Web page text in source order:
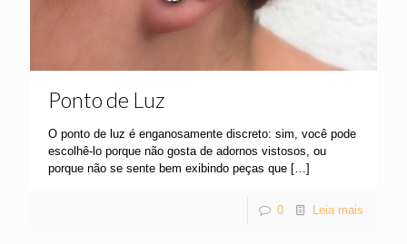
Ponto de Luz
O ponto de luz é enganosamente discreto: sim, você pode
escolhê-lo porque não gosta de adornos vistosos, ou
porque não se sente bem exibindo peças que […]
0 Leia mais